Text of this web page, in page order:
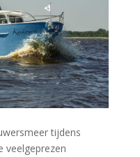
tijdens
veelgeprezen